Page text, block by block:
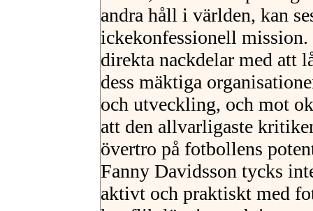
andra håll i världen, kan
ickekonfessionell mission.
direkta nackdelar med att
dess mäktiga
och utveckling, och mot
att den allvarligaste
övertro på fotbollens
Fanny Davidsson tycks
aktivt och praktiskt med